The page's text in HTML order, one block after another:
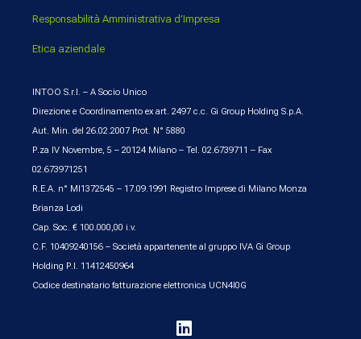
Responsabilità Amministrativa d’Impresa
Etica aziendale
INTOO S.r.l. – A Socio Unico
Direzione e Coordinamento ex art. 2497 c.c. Gi Group Holding S.p.A.
Aut. Min. del 26.02.2007 Prot. N° 5880
P.za IV Novembre, 5 – 20124 Milano – Tel. 02.6739711 – Fax
02.673971251
R.E.A. n° MI1372545 – 17.09.1991 Registro Imprese di Milano Monza
Brianza Lodi
Cap. Soc. € 100.000,00 i.v.
C.F. 10409240156 – Società appartenente al gruppo IVA Gi Group
Holding P.I. 11412450964
Codice destinatario fatturazione elettronica UCN4I0G
